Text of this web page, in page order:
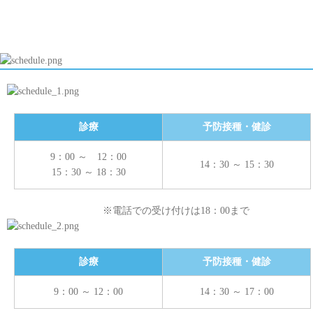
診療 予防接種・健診
9：00 ～ 12：00
15：30 ～ 18：30
14：30 ～ 15：30
※電話での受け付けは18：00まで
診療 予防接種・健診
9：00 ～ 12：00 14：30 ～ 17：00